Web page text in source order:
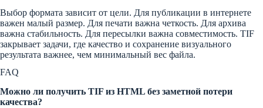
Выбор формата зависит от цели. Для публикации в интернете
важен малый размер. Для печати важна четкость. Для архива
важна стабильность. Для пересылки важна совместимость. TIF
закрывает задачи, где качество и сохранение визуального
результата важнее, чем минимальный вес файла.
FAQ
Можно ли получить TIF из HTML без заметной потери
качества?